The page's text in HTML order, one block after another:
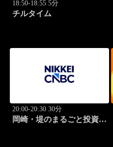
18:50-18:55 5分
チルタイム
20:00-20:30 30分
岡崎・堤のまるごと投資道